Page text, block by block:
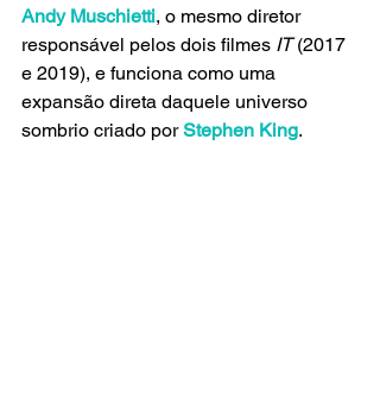
Andy Muschietti, o mesmo diretor
responsável pelos dois filmes IT (2017
e 2019), e funciona como uma
expansão direta daquele universo
sombrio criado por Stephen King.